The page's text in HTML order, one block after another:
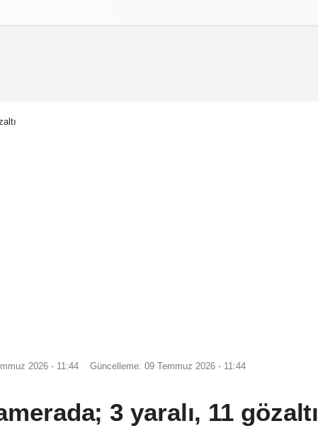
2026 - 11:44 Güncelleme: 09 Temmuz 2026 - 11:44
3 yaralı, 11 gözaltı